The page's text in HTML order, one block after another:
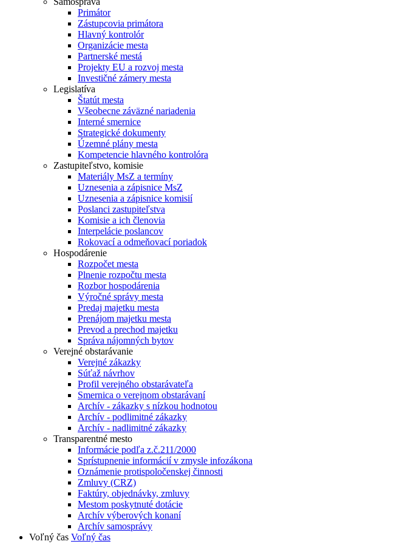
Primátor
Zástupcovia primátora
Hlavný kontrolór
Organizácie mesta
Partnerské mestá
Projekty EU a rozvoj mesta
Investičné zámery mesta
Legislatíva
Štatút mesta
Všeobecne záväzné nariadenia
Interné smernice
Strategické dokumenty
Územné plány mesta
Kompetencie hlavného kontrolóra
Zastupiteľstvo, komisie
Materiály MsZ a termíny
Uznesenia a zápisnice MsZ
Uznesenia a zápisnice komisií
Poslanci zastupiteľstva
Komisie a ich členovia
Interpelácie poslancov
Rokovací a odmeňovací poriadok
Hospodárenie
Rozpočet mesta
Plnenie rozpočtu mesta
Rozbor hospodárenia
Výročné správy mesta
Predaj majetku mesta
Prenájom majetku mesta
Prevod a prechod majetku
Správa nájomných bytov
Verejné obstarávanie
Verejné zákazky
Súťaž návrhov
Profil verejného obstarávateľa
Smernica o verejnom obstarávaní
Archív - zákazky s nízkou hodnotou
Archív - podlimitné zákazky
Archív - nadlimitné zákazky
Transparentné mesto
Informácie podľa z.č.211/2000
Sprístupnenie informácií v zmysle infozákona
Oznámenie protispoločenskej činnosti
Zmluvy (CRZ)
Faktúry, objednávky, zmluvy
Mestom poskytnuté dotácie
Archív výberových konaní
Archív samosprávy
Voľný čas Voľný čas